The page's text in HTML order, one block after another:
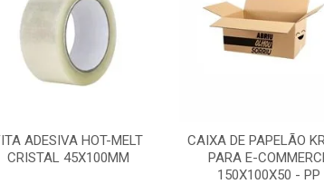
ADESIVA HOT-MELT
CRISTAL 45X100MM
CAIXA DE PAPELÃO
PARA E-
150X100X50 - PP